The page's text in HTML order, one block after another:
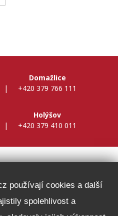
|
Domažlice
+420 379 766 111
|
Holýšov
+420 379 410 011
Škoda
používají cookies a další
spolehlivost a